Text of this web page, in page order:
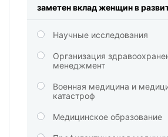
заметен вклад женщин в
Научные исследования
Организация
менеджмент
Военная медицина и
катастроф
Медицинское образование